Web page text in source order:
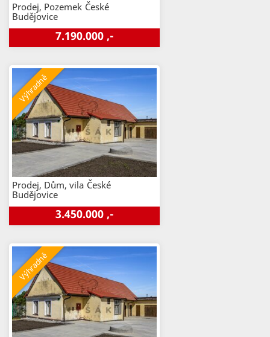
Prodej, Pozemek České
Budějovice
7.190.000 ,-
Prodej, Dům, vila České
Budějovice
3.450.000 ,-